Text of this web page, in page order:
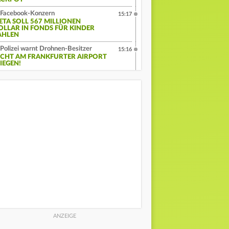
Facebook-Konzern
SOLL 567 MILLIONEN
IN FONDS FÜR KINDER
15:17
Polizei warnt Drohnen-Besitzer
AM FRANKFURTER AIRPORT
15:16